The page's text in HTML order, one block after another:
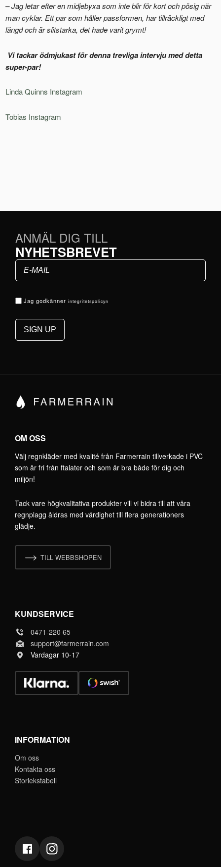
– Jag letar efter en midjebyxa som inte blir för kort och pösig när
man cyklar. Ett par som håller passformen, har tillräckligt med
längd och är slitstarka, det hade varit grymt!
Vi tackar ödmjukast för denna trevliga intervju med detta
super-par!
Linda Quinns Instagram
Tobias Instagram
ANMÄL DIG TILL
NYHETSBREVET
Jag godkännerintegritetspolicyn
TILL WEBBSHOPEN
OM OSS
Välj regnkläder med kvalité från Farmerrain tillverkade i PVC
som är fri från ftalater och som är bra både för dig och
miljön!
Tack vare högkvalitativa produkter vill vi bidra till att våra
regnplagg åldras med värdighet till flera generationers
glädje.
KUNDSERVICE
0471-220 65
support@farmerrain.com
Vardagar 10-17
INFORMATION
Om oss
Kontakta oss
Storlekstabell